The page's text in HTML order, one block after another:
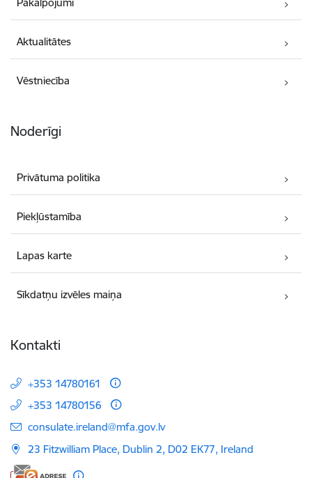
Aktualitātes
Vēstniecība
Noderīgi
Privātuma politika
Piekļūstamība
Lapas karte
Sīkdatņu izvēles maiņa
Kontakti
+353 14780161
+353 14780156
E-pasts:
consulate.ireland@mfa.gov.lv
23 Fitzwilliam Place, Dublin 2, D02 EK77, Ireland